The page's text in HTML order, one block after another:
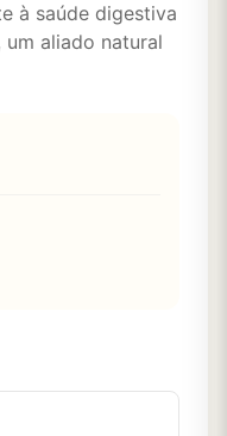
à saúde digestiva
aliado natural